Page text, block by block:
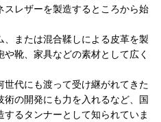
スレザーを製造するところから始
または混合鞣しによる皮革を製
靴、家具などの素材として広く
代にも渡って受け継がれてきた
の開発にも力を入れるなど、国
るタンナーとして知られていま